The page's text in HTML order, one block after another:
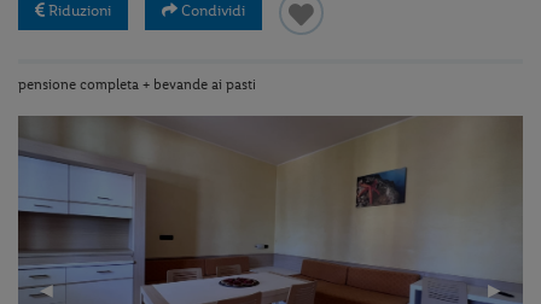
Riduzioni Condividi
pensione completa + bevande ai pasti
Previous
◀︎
Next
▶︎